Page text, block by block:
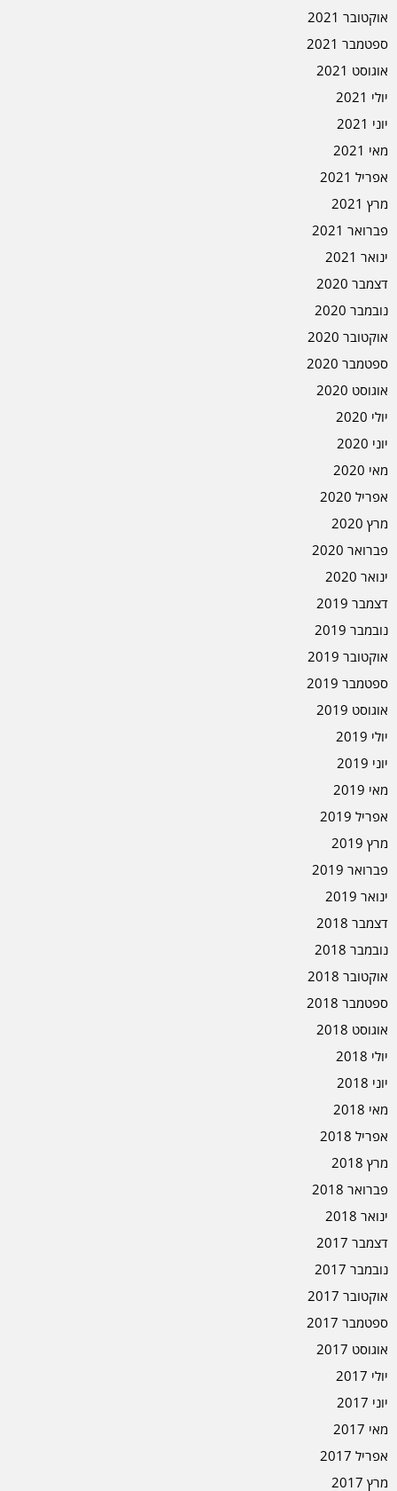
אוקטובר 2021
ספטמבר 2021
אוגוסט 2021
יולי 2021
יוני 2021
מאי 2021
אפריל 2021
מרץ 2021
פברואר 2021
ינואר 2021
דצמבר 2020
נובמבר 2020
אוקטובר 2020
ספטמבר 2020
אוגוסט 2020
יולי 2020
יוני 2020
מאי 2020
אפריל 2020
מרץ 2020
פברואר 2020
ינואר 2020
דצמבר 2019
נובמבר 2019
אוקטובר 2019
ספטמבר 2019
אוגוסט 2019
יולי 2019
יוני 2019
מאי 2019
אפריל 2019
מרץ 2019
פברואר 2019
ינואר 2019
דצמבר 2018
נובמבר 2018
אוקטובר 2018
ספטמבר 2018
אוגוסט 2018
יולי 2018
יוני 2018
מאי 2018
אפריל 2018
מרץ 2018
פברואר 2018
ינואר 2018
דצמבר 2017
נובמבר 2017
אוקטובר 2017
ספטמבר 2017
אוגוסט 2017
יולי 2017
יוני 2017
מאי 2017
אפריל 2017
מרץ 2017